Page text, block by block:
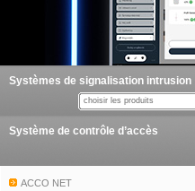
Systèmes de signalisation intrusion
choisir les produits
Système de contrôle d’accès
ACCO NET